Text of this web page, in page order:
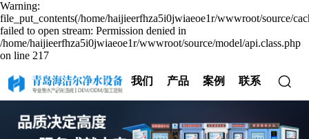
Warning:
file_put_contents(/home/haijieerfhza5i0jwiaeoe1r/wwwroot/source/
failed to open stream: Permission denied in
/home/haijieerfhza5i0jwiaeoe1r/wwwroot/source/model/api.class.php
on line 217
我们 产品 案例 联系